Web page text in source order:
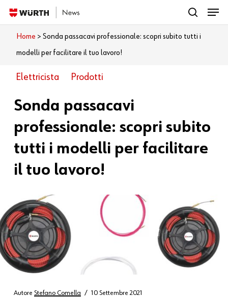
Skip
to
main
content
Cosa vuoi leggere?
search
Menu
Home > Sonda passacavi professionale: scopri subito tutti i
modelli per facilitare il tuo lavoro!
Elettricista Prodotti
Sonda passacavi
professionale: scopri subito
tutti i modelli per facilitare
il tuo lavoro!
Autore Stefano Comella 10 Settembre 2021